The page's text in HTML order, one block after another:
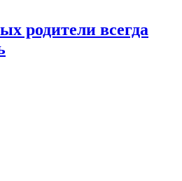
родители всегда